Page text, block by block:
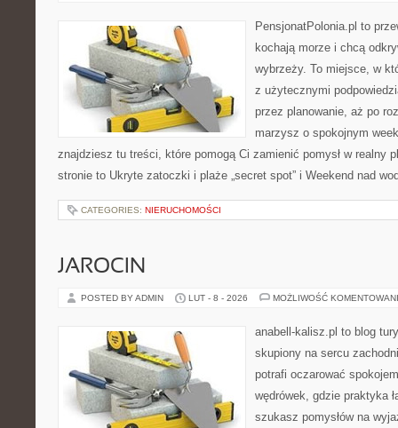
PensjonatPolonia.pl to
kochają morze i chcą
wybrzeży. To miejsce, w
z użytecznymi
przez planowanie, aż po
marzysz o spokojnym
znajdziesz tu treści, które pomogą Ci zamienić pomysł w realny
stronie to Ukryte zatoczki i plaże „secret spot” i Weekend nad
CATEGORIES: NIERUCHOMOŚCI
JAROCIN
POSTED BY ADMIN LUT - 8 - 2026 MOŻLIWOŚĆ
anabell-kalisz.pl to blog
skupiony na sercu
potrafi oczarować
wędrówek, gdzie praktyka
szukasz pomysłów na